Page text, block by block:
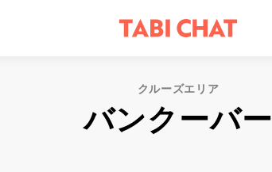
クルーズエリア
バンクーバー